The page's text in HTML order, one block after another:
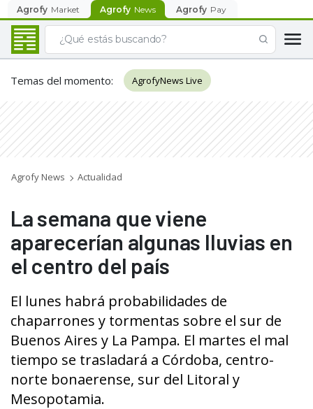
Agrofy Market Agrofy News Agrofy Pay
Temas del momento: AgrofyNews Live
Agrofy News Actualidad
La semana que viene
aparecerían algunas lluvias en
el centro del país
El lunes habrá probabilidades de
chaparrones y tormentas sobre el sur de
Buenos Aires y La Pampa. El martes el mal
tiempo se trasladará a Córdoba, centro-
norte bonaerense, sur del Litoral y
Mesopotamia.